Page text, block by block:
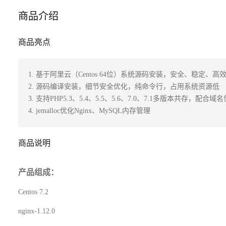
商品介绍
商品亮点
1. 基于阿里云（Centos 64位）系统源码安装，安全、稳定、高效
2. 源码编译安装，细节安全优化，纯命令行，占用系统资源低
3. 支持PHP5.3、5.4、5.5、5.6、7.0、7.1多版本共存，配合域名
4. jemalloc优化Nginx、MySQL内存管理
商品说明
产品组成：
Centos 7.2
nginx-1.12.0